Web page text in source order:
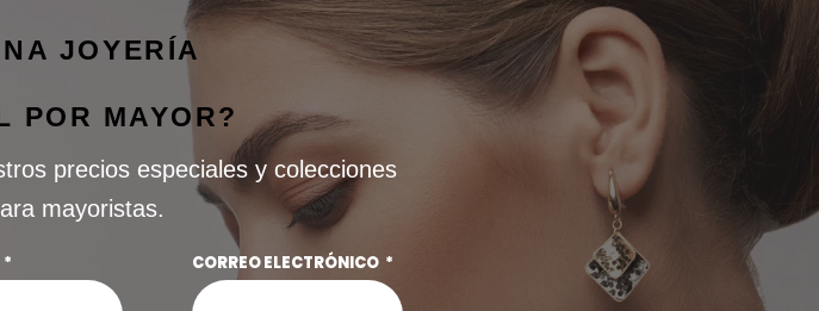
JOYERÍA
POR MAYOR?
precios especiales y colecciones
mayoristas.
CORREO ELECTRÓNICO